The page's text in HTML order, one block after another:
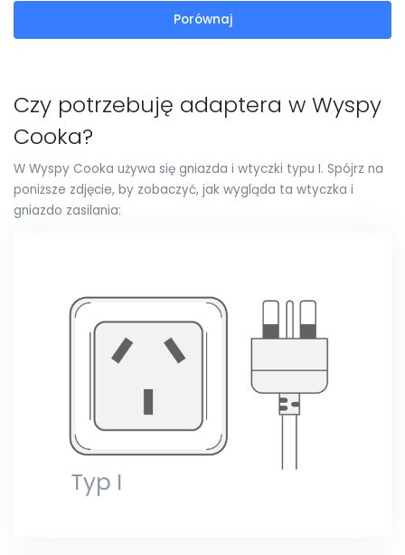
Porównaj
Czy potrzebuję adaptera w Wyspy
Cooka?
W Wyspy Cooka używa się gniazda i wtyczki typu I. Spójrz na
poniższe zdjęcie, by zobaczyć, jak wygląda ta wtyczka i
gniazdo zasilania: